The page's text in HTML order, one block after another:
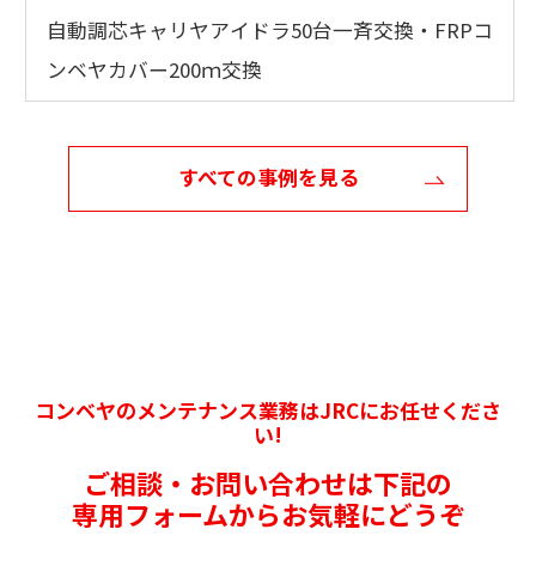
自動調芯キャリヤアイドラ50台一斉交換・FRPコ
ンベヤカバー200ｍ交換
すべての事例を見る
コンベヤのメンテナンス業務はJRCにお任せくださ
い!
ご相談・お問い合わせは下記の
専用フォームからお気軽にどうぞ